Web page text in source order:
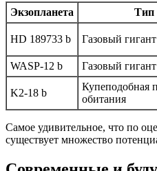
Экзопланета Тип
HD 189733 b Газовый гигант
WASP-12 b Газовый гигант
K2-18 b
Купеподобная
обитания
Самое удивительное, что по
существует множество